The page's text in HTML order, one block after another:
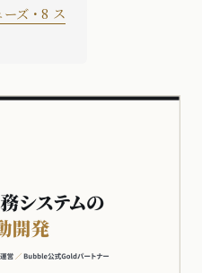
ズ・8 ス